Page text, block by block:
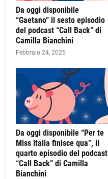
Da oggi disponibile
“Gaetano” il sesto episodio
del podcast “Call Back” di
Camilla Bianchini
Febbraio 24, 2025
Da oggi disponibile “Per te
Miss Italia finisce qua”, il
quarto episodio del podcast
“Call Back” di Camilla
Bianchini